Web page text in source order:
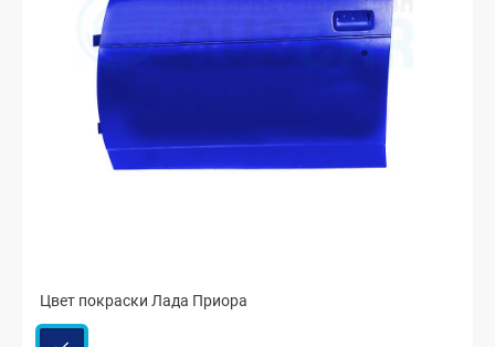
Цвет покраски Лада Приора